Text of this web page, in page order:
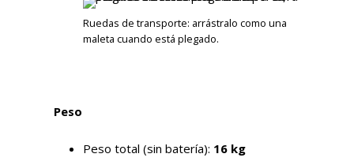
Ruedas de transporte: arrástralo como una
maleta cuando está plegado.
Peso
Peso total (sin batería): 16 kg